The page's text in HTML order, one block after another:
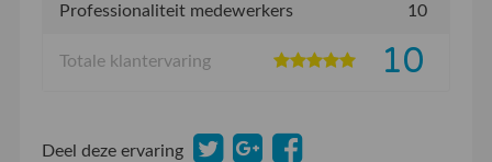
Professionaliteit medewerkers 10
Totale klantervaring 10
Deel deze ervaring